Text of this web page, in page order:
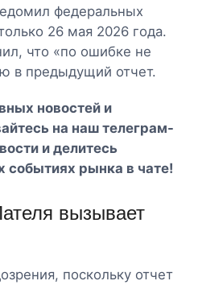
федеральных
26 мая 2026 года.
что «по ошибке не
в предыдущий отчет.
новостей и
на наш телеграм-
и делитесь
событиях рынка в чате!
вызывает
поскольку отчет